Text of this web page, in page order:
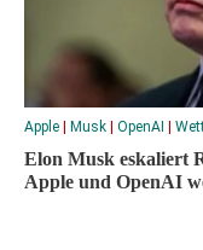
Apple Musk OpenAI
Elon Musk eskaliert
Apple und OpenAI